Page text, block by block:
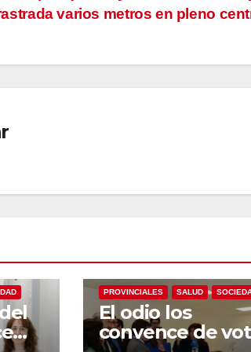
varios metros en pleno
PROVINCIALES SALUD
El odio los
convence de